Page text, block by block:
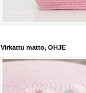
Virkattu matto, OHJE